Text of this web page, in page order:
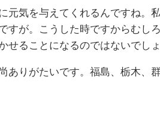
元気を与えてくれるんですね
すが。こうした時ですからむ
ることになるのではないでしょ
りがたいです。福島、栃木、